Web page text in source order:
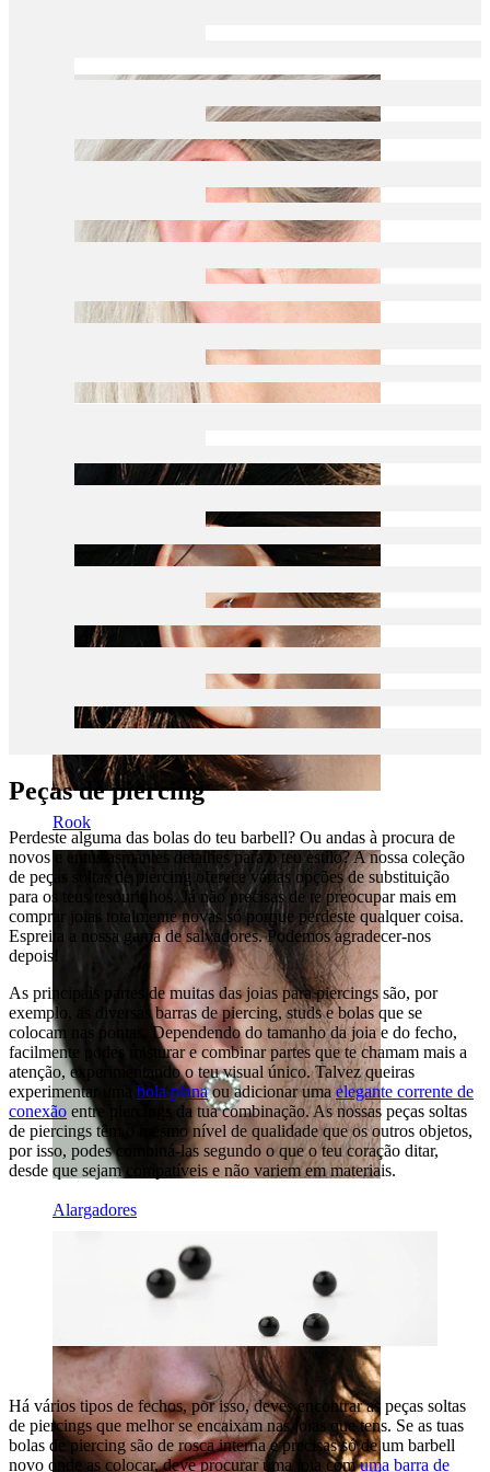
Rook
Alargadores
Peças de piercing
Perdeste alguma das bolas do teu barbell? Ou andas à procura de
novos e entusiasmantes detalhes para o teu estilo? A nossa coleção
de peças soltas de piercing oferece várias opções de substituição
para os teus tesourinhos. Já não precisas de te preocupar mais em
comprar joias totalmente novas só porque perdeste qualquer coisa.
Espreita a nossa gama de salvadores. Podemos agradecer-nos
depois!
As principais partes de muitas das joias para piercings são, por
exemplo, as diversas barras de piercing, studs e bolas que se
colocam nas pontas. Dependendo do tamanho da joia e do fecho,
facilmente podes misturar e combinar partes que te chamam mais a
atenção, experimentando o teu visual único. Talvez queiras
experimentar uma bola planaou adicionar umaelegante corrente de
conexão entre piercings da tua combinação. As nossas peças soltas
de piercings têm o mesmo nível de qualidade que os outros objetos,
por isso, podes combiná-las segundo o que o teu coração ditar,
desde que sejam compatíveis e não variem em materiais.
Há vários tipos de fechos, por isso, deves encontrar as peças soltas
de piercings que melhor se encaixam nas joias que tens. Se as tuas
bolas de piercing são de rosca interna e precisas só de um barbell
novo onde as colocar, deve procurar uma joia comuma barra de